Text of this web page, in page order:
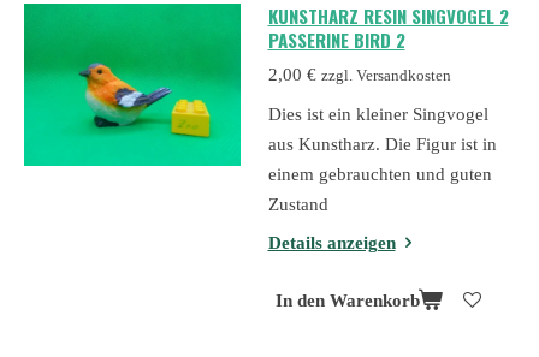
KUNSTHARZ RESIN SINGVOGEL 2
PASSERINE BIRD 2
2,00 € zzgl. Versandkosten
Dies ist ein kleiner Singvogel
aus Kunstharz. Die Figur ist in
einem gebrauchten und guten
Zustand
Details anzeigen
In den Warenkorb